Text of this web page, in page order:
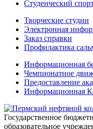
Студенческий
Творческие студии
Электронная
Заказ справки
Профилактика
Информационная
Чемпионатное
Предоставление
Информационная
Государственное
образовательное